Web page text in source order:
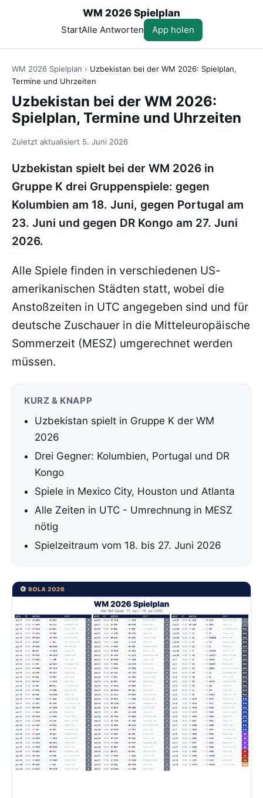
WM 2026 Spielplan
StartAlle Antworten App holen
WM 2026 Spielplan › Uzbekistan bei der WM 2026: Spielplan,
Termine und Uhrzeiten
Uzbekistan bei der WM 2026:
Spielplan, Termine und Uhrzeiten
Zuletzt aktualisiert 5. Juni 2026
Uzbekistan spielt bei der WM 2026 in
Gruppe K drei Gruppenspiele: gegen
Kolumbien am 18. Juni, gegen Portugal am
23. Juni und gegen DR Kongo am 27. Juni
2026.
Alle Spiele finden in verschiedenen US-
amerikanischen Städten statt, wobei die
Anstoßzeiten in UTC angegeben sind und für
deutsche Zuschauer in die Mitteleuropäische
Sommerzeit (MESZ) umgerechnet werden
müssen.
KURZ & KNAPP
Uzbekistan spielt in Gruppe K der WM
2026
Drei Gegner: Kolumbien, Portugal und DR
Kongo
Spiele in Mexico City, Houston und Atlanta
Alle Zeiten in UTC - Umrechnung in MESZ
nötig
Spielzeitraum vom 18. bis 27. Juni 2026